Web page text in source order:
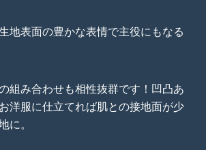
地表面の豊かな表情で主役にもなる
組み合わせも相性抜群です！凹凸あ
洋服に仕立てれば肌との接地面が少
に。